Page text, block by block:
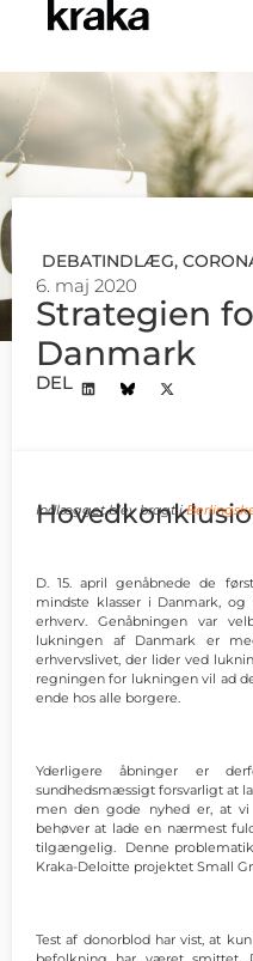
DEBATINDLÆG,
6. maj 2020
Strategien
Danmark
DEL
Indlægget blev bragt i
D. 15. april genåbnede de
mindste klasser i Danmark,
erhverv. Genåbningen var
lukningen af Danmark er
erhvervslivet, der lider ved
regningen for lukningen vil ad
ende hos alle borgere.
Yderligere åbninger er
sundhedsmæssigt forsvarligt at
men den gode nyhed er, at vi
behøver at lade en nærmest
tilgængelig. Denne
Kraka-Deloitte projektet Small
Test af donorblod har vist, at